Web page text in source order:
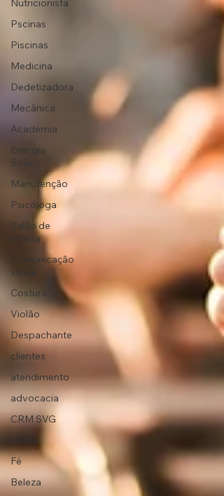
Nutricionista
Pscinas
Piscinas
Medicina
Dedetizadora
Mecânica
Academia
Energia
Solar
Manutenção
Psicóloga
Salão de
beleza
Comunicação
visual
Costura
Violão
Despachante
clientes
atendimento
advocacia
CRM SVG
Moda
Fé
Beleza